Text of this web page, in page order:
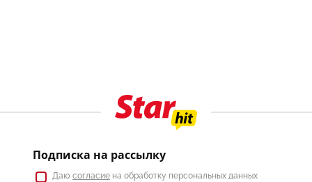
Подписка на рассылку
Даю согласие на обработку персональных данных